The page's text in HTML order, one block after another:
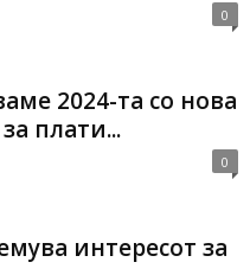
0
2024-та со нова
плати...
0
интересот за